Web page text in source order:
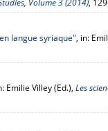
Volume 3 (2014),
langue syriaque", in:
Emilie Villey (Ed.), Les